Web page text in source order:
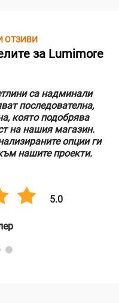
ОТЗИВИ
за Lumimore
са надминали
последователна,
която подобрява
на нашия магазин.
опции ги
нашите проекти.
5.0